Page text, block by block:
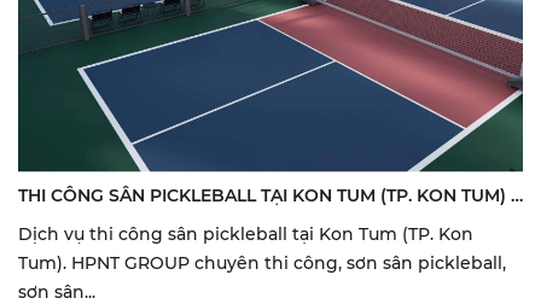
THI CÔNG SÂN PICKLEBALL TẠI KON TUM (TP. KON TUM) |
SƠN & SỬA SÂN THỂ THAO
Dịch vụ thi công sân pickleball tại Kon Tum (TP. Kon
Tum). HPNT GROUP chuyên thi công, sơn sân pickleball,
sơn sân...